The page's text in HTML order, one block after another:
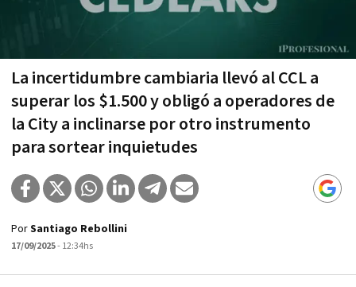
La incertidumbre cambiaria llevó al CCL a
superar los $1.500 y obligó a operadores de
la City a inclinarse por otro instrumento
para sortear inquietudes
PorSantiago Rebollini
17/09/2025- 12:34hs